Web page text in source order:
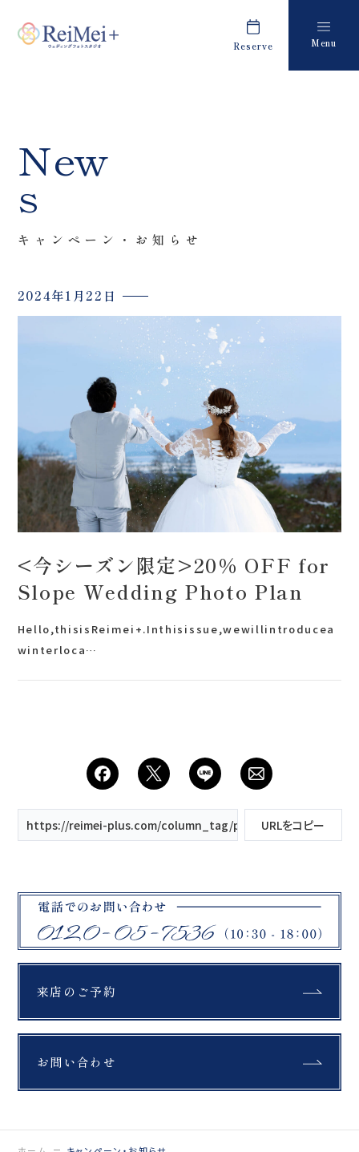
Reserve Menu
Time.10:30 - 18:00（年中無休）
来店のご予約
お問い合わせ
Costume
衣装
About us
フォトレタッチ
Studio Blog
ブログ
会社案内
プライバシーポリシー
New
s
キャンペーン・お知らせ
2024年1月22日
<今シーズン限定>20% OFF for
Slope Wedding Photo Plan
Hello,thisisReimei+.Inthisissue,wewillintroducea
winterloca…
https://reimei-plus.com/column_tag/profile-video/
URLをコピー
来店のご予約
お問い合わせ